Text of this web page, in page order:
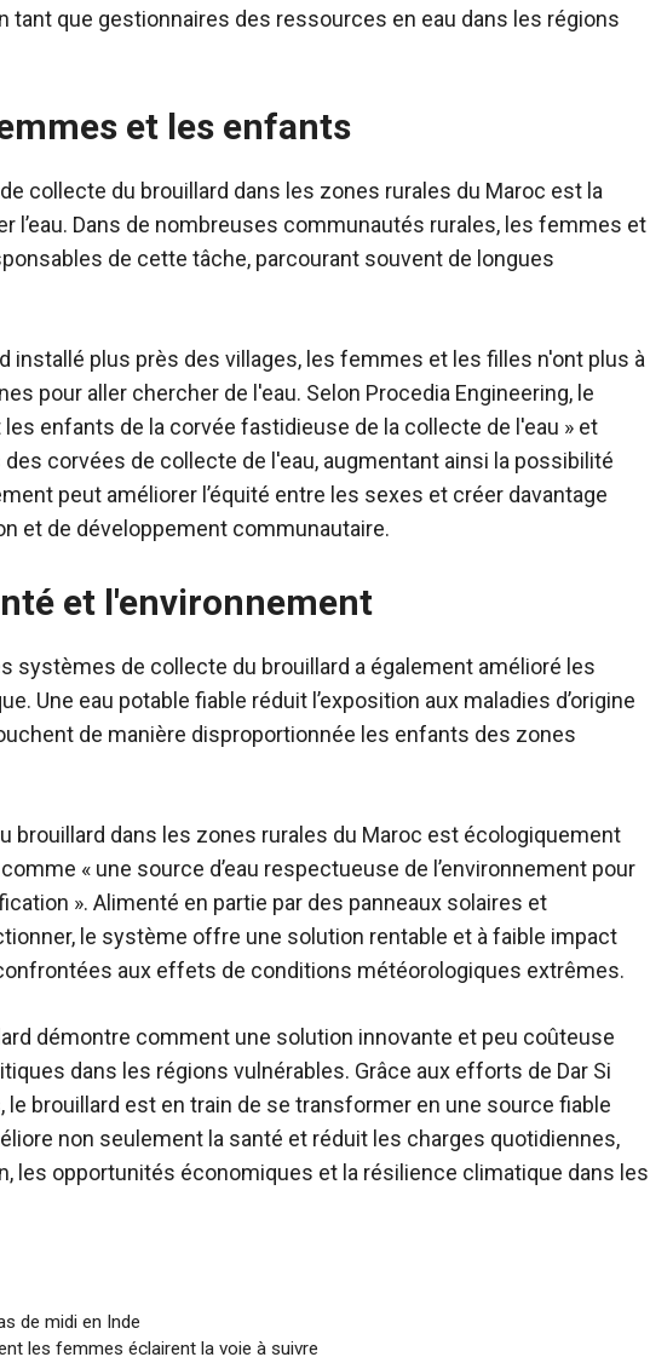
tant que gestionnaires des ressources en eau dans les régions
et les enfants
collecte du brouillard dans les zones rurales du Maroc est la
l’eau. Dans de nombreuses communautés rurales, les femmes et
de cette tâche, parcourant souvent de longues
installé plus près des villages, les femmes et les filles n'ont plus à
pour aller chercher de l'eau. Selon Procedia Engineering, le
enfants de la corvée fastidieuse de la collecte de l'eau » et
corvées de collecte de l'eau, augmentant ainsi la possibilité
peut améliorer l’équité entre les sexes et créer davantage
et de développement communautaire.
et l'environnement
systèmes de collecte du brouillard a également amélioré les
Une eau potable fiable réduit l’exposition aux maladies d’origine
de manière disproportionnée les enfants des zones
brouillard dans les zones rurales du Maroc est écologiquement
« une source d’eau respectueuse de l’environnement pour
». Alimenté en partie par des panneaux solaires et
le système offre une solution rentable et à faible impact
aux effets de conditions météorologiques extrêmes.
démontre comment une solution innovante et peu coûteuse
dans les régions vulnérables. Grâce aux efforts de Dar Si
brouillard est en train de se transformer en une source fiable
non seulement la santé et réduit les charges quotidiennes,
les opportunités économiques et la résilience climatique dans les
de midi en Inde
les femmes éclairent la voie à suivre